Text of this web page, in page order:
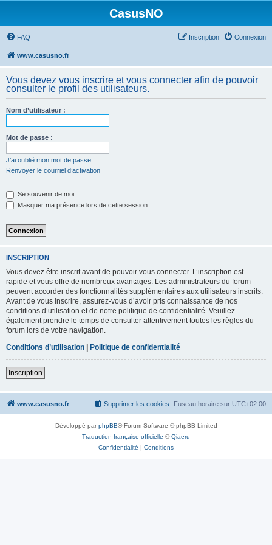
CasusNO
FAQ Connexion
Inscription
www.casusno.fr
Vous devez vous inscrire et vous connecter afin de pouvoir
consulter le profil des utilisateurs.
Nom d’utilisateur :
Mot de passe :
J’ai oublié mon mot de passe
Renvoyer le courriel d’activation
Se souvenir de moi
Masquer ma présence lors de cette session
INSCRIPTION
Vous devez être inscrit avant de pouvoir vous connecter. L’inscription est
rapide et vous offre de nombreux avantages. Les administrateurs du forum
peuvent accorder des fonctionnalités supplémentaires aux utilisateurs inscrits.
Avant de vous inscrire, assurez-vous d’avoir pris connaissance de nos
conditions d’utilisation et de notre politique de confidentialité. Veuillez
également prendre le temps de consulter attentivement toutes les règles du
forum lors de votre navigation.
Conditions d’utilisation | Politique de confidentialité
Inscription
www.casusno.fr Fuseau horaire sur UTC+02:00
Supprimer les cookies
Développé parphpBB® Forum Software © phpBB Limited
Traduction française officielle ©Qiaeru
Confidentialité | Conditions